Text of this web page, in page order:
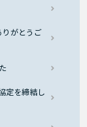
がとうご
定を締結し